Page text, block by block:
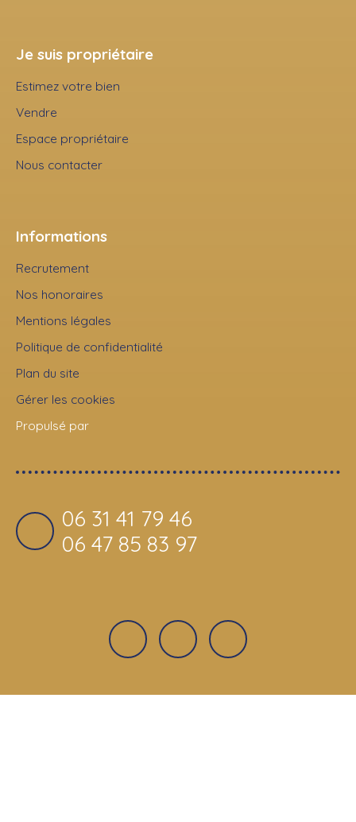
Je suis propriétaire
Estimez votre bien
Vendre
Espace propriétaire
Nous contacter
Informations
Recrutement
Nos honoraires
Mentions légales
Politique de confidentialité
Plan du site
Gérer les cookies
Propulsé par
06 31 41 79 46
06 47 85 83 97